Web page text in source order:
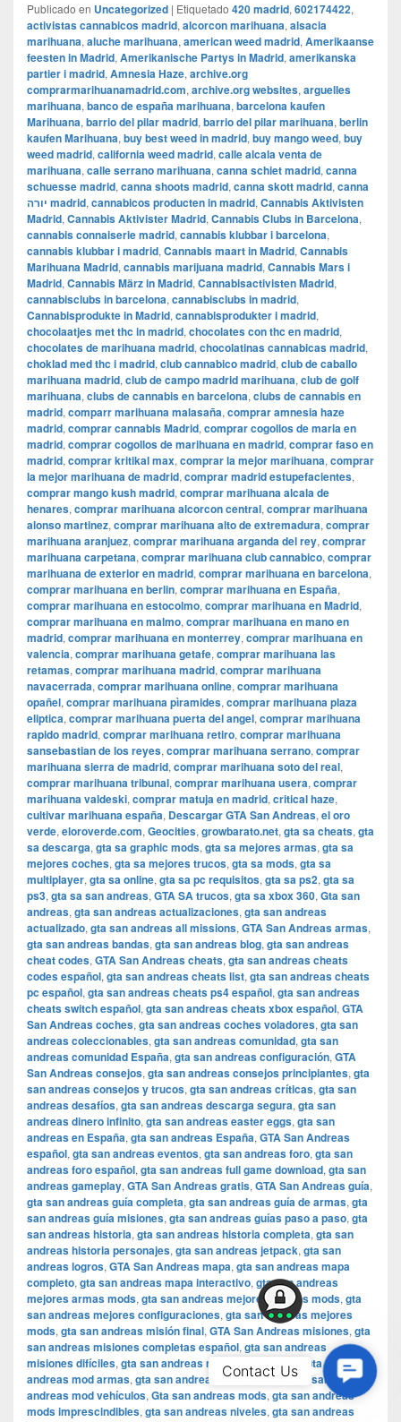
Publicado en Uncategorized | Etiquetado 420 madrid, 602174422,
activistas cannabicos madrid, alcorcon marihuana, alsacia
marihuana, aluche marihuana, american weed madrid, Amerikaanse
feesten in Madrid, Amerikanische Partys in Madrid, amerikanska
partier i madrid, Amnesia Haze, archive.org
comprarmarihuanamadrid.com, archive.org websites, arguelles
marihuana, banco de españa marihuana, barcelona kaufen
Marihuana, barrio del pilar madrid, barrio del pilar marihuana, berlin
kaufen Marihuana, buy best weed in madrid, buy mango weed, buy
weed madrid, california weed madrid, calle alcala venta de
marihuana, calle serrano marihuana, canna schiet madrid, canna
schuesse madrid, canna shoots madrid, canna skott madrid, canna
יורה madrid, cannabicos producten in madrid, Cannabis Aktivisten
Madrid, Cannabis Aktivister Madrid, Cannabis Clubs in Barcelona,
cannabis connaiserie madrid, cannabis klubbar i barcelona,
cannabis klubbar i madrid, Cannabis maart in Madrid, Cannabis
Marihuana Madrid, cannabis marijuana madrid, Cannabis Mars i
Madrid, Cannabis März in Madrid, Cannabisactivisten Madrid,
cannabisclubs in barcelona, cannabisclubs in madrid,
Cannabisprodukte in Madrid, cannabisprodukter i madrid,
chocolaatjes met thc in madrid, chocolates con thc en madrid,
chocolates de marihuana madrid, chocolatinas cannabicas madrid,
choklad med thc i madrid, club cannabico madrid, club de caballo
marihuana madrid, club de campo madrid marihuana, club de golf
marihuana, clubs de cannabis en barcelona, clubs de cannabis en
madrid, comparr marihuana malasaña, comprar amnesia haze
madrid, comprar cannabis Madrid, comprar cogollos de maria en
madrid, comprar cogollos de marihuana en madrid, comprar faso en
madrid, comprar kritikal max, comprar la mejor marihuana, comprar
la mejor marihuana de madrid, comprar madrid estupefacientes,
comprar mango kush madrid, comprar marihuana alcala de
henares, comprar marihuana alcorcon central, comprar marihuana
alonso martinez, comprar marihuana alto de extremadura, comprar
marihuana aranjuez, comprar marihuana arganda del rey, comprar
marihuana carpetana, comprar marihuana club cannabico, comprar
marihuana de exterior en madrid, comprar marihuana en barcelona,
comprar marihuana en berlin, comprar marihuana en España,
comprar marihuana en estocolmo, comprar marihuana en Madrid,
comprar marihuana en malmo, comprar marihuana en mano en
madrid, comprar marihuana en monterrey, comprar marihuana en
valencia, comprar marihuana getafe, comprar marihuana las
retamas, comprar marihuana madrid, comprar marihuana
navacerrada, comprar marihuana online, comprar marihuana
opañel, comprar marihuana pìramides, comprar marihuana plaza
eliptica, comprar marihuana puerta del angel, comprar marihuana
rapido madrid, comprar marihuana retiro, comprar marihuana
sansebastian de los reyes, comprar marihuana serrano, comprar
marihuana sierra de madrid, comprar marihuana soto del real,
comprar marihuana tribunal, comprar marihuana usera, comprar
marihuana valdeski, comprar matuja en madrid, critical haze,
cultivar marihuana españa, Descargar GTA San Andreas, el oro
verde, eloroverde.com, Geocities, growbarato.net, gta sa cheats, gta
sa descarga, gta sa graphic mods, gta sa mejores armas, gta sa
mejores coches, gta sa mejores trucos, gta sa mods, gta sa
multiplayer, gta sa online, gta sa pc requisitos, gta sa ps2, gta sa
ps3, gta sa san andreas, GTA SA trucos, gta sa xbox 360, Gta san
andreas, gta san andreas actualizaciones, gta san andreas
actualizado, gta san andreas all missions, GTA San Andreas armas,
gta san andreas bandas, gta san andreas blog, gta san andreas
cheat codes, GTA San Andreas cheats, gta san andreas cheats
codes español, gta san andreas cheats list, gta san andreas cheats
pc español, gta san andreas cheats ps4 español, gta san andreas
cheats switch español, gta san andreas cheats xbox español, GTA
San Andreas coches, gta san andreas coches voladores, gta san
andreas coleccionables, gta san andreas comunidad, gta san
andreas comunidad España, gta san andreas configuración, GTA
San Andreas consejos, gta san andreas consejos principiantes, gta
san andreas consejos y trucos, gta san andreas críticas, gta san
andreas desafíos, gta san andreas descarga segura, gta san
andreas dinero infinito, gta san andreas easter eggs, gta san
andreas en España, gta san andreas España, GTA San Andreas
español, gta san andreas eventos, gta san andreas foro, gta san
andreas foro español, gta san andreas full game download, gta san
andreas gameplay, GTA San Andreas gratis, GTA San Andreas guía,
gta san andreas guía completa, gta san andreas guía de armas, gta
san andreas guía misiones, gta san andreas guías paso a paso, gta
san andreas historia, gta san andreas historia completa, gta san
andreas historia personajes, gta san andreas jetpack, gta san
andreas logros, GTA San Andreas mapa, gta san andreas mapa
completo, gta san andreas mapa interactivo, gta san andreas
mejores armas mods, gta san andreas mejores coches mods, gta
san andreas mejores configuraciones, gta san andreas mejores
mods, gta san andreas misión final, GTA San Andreas misiones, gta
san andreas misiones completas español, gta san andreas
misiones difíciles, gta san andreas misiones secretas
gta san
andreas mod armas, gta san andreas mod gráficos,gta san
andreas mod vehículos, Gta san andreas mods, gta san andreas
mods imprescindibles, gta san andreas niveles, gta san andreas
Us
Contact Us